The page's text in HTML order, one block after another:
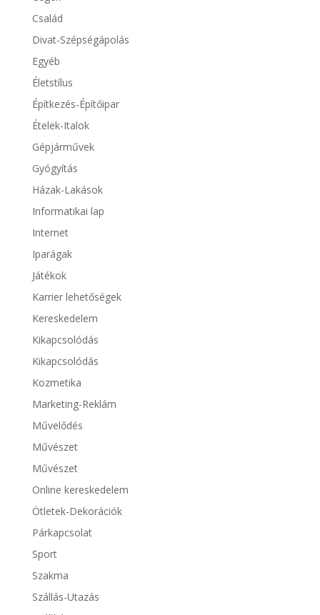
Család
Divat-Szépségápolás
Egyéb
Életstílus
Építkezés-Építőipar
Ételek-Italok
Gépjárművek
Gyógyítás
Házak-Lakások
Informatikai lap
Internet
Iparágak
Játékok
Karrier lehetőségek
Kereskedelem
Kikapcsolódás
Kikapcsolódás
Kozmetika
Marketing-Reklám
Művelődés
Művészet
Művészet
Online kereskedelem
Ötletek-Dekorációk
Párkapcsolat
Sport
Szakma
Szállás-Utazás